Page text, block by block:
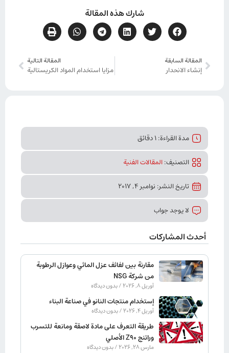
شارك هذه المقالة
المقالة السابقة
إنشاء الانحدار
المقالة التالية
مزايا استخدام المواد الكريستالية
مدة القراءة: 1 دقائق
التصنیف:المقالات الفنیة
تاريخ النشر: نوامبر 4, 2017
لا يوجد جواب
أحدث المشاركات
مقارنة بين لفائف عزل المائي وعوازل الرطوبة
من شركة NSG
آوریل 8, 2026 بدون دیدگاه
إستخدام منتجات النانو في صناعة البناء
آوریل 4, 2026 بدون دیدگاه
طريقة التعرف على مادة لاصقة ومانعة للتسرب
وراتنج Z90 الأصلي
مارس 28, 2026 بدون دیدگاه